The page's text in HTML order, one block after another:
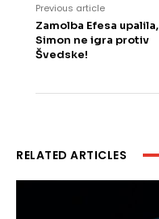
Previous article
Zamolba Efesa upalila,
Simon ne igra protiv
Švedske!
RELATED ARTICLES